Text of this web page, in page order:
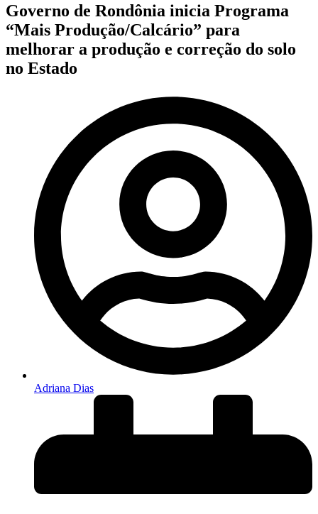
Governo de Rondônia inicia Programa
“Mais Produção/Calcário” para
melhorar a produção e correção do solo
no Estado
Adriana Dias